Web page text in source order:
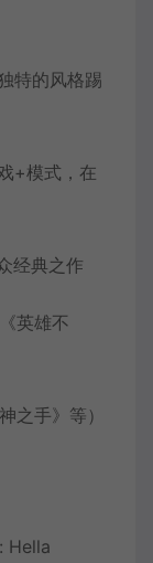
特的风格踢
+模式，在
经典之作
英雄不
之手》等）
Hella